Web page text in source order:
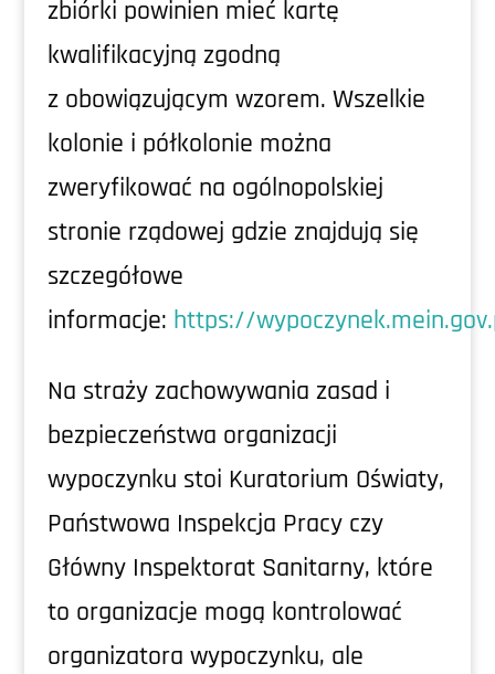
zbiórki powinien mieć kartę
kwalifikacyjną zgodną
z obowiązującym wzorem. Wszelkie
kolonie i półkolonie można
zweryfikować na ogólnopolskiej
stronie rządowej gdzie znajdują się
szczegółowe
informacje: https://
Na straży zachowywania zasad i
bezpieczeństwa organizacji
wypoczynku stoi Kuratorium Oświaty,
Państwowa Inspekcja Pracy czy
Główny Inspektorat Sanitarny, które
to organizacje mogą kontrolować
organizatora wypoczynku, ale